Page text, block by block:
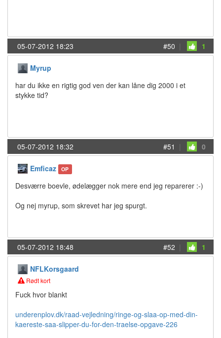
05-07-2012 18:23 #50 | 1
Myrup
har du ikke en rigtig god ven der kan låne dig 2000 i et
stykke tid?
05-07-2012 18:32 #51 | 0
Emficaz OP
Desværre boevle, ødelægger nok mere end jeg reparerer :-)
Og nej myrup, som skrevet har jeg spurgt.
05-07-2012 18:48 #52 | 1
NFLKorsgaard
Rødt kort
Fuck hvor blankt
underenplov.dk/raad-vejledning/ringe-og-slaa-op-med-din-
kaereste-saa-slipper-du-for-den-traelse-opgave-226